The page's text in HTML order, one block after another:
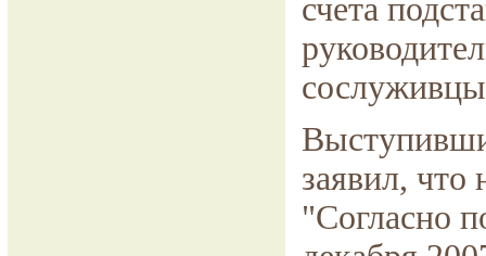
счета
заявил, что
"Согласно